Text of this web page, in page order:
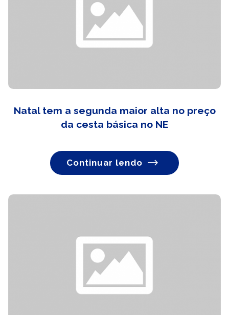
Natal tem a segunda maior alta no preço
da cesta básica no NE
Continuar lendo